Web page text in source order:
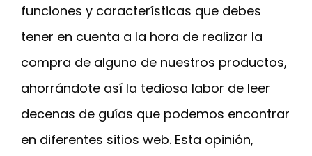
funciones y características que debes
tener en cuenta a la hora de realizar la
compra de alguno de nuestros productos,
ahorrándote así la tediosa labor de leer
decenas de guías que podemos encontrar
en diferentes sitios web. Esta opinión,